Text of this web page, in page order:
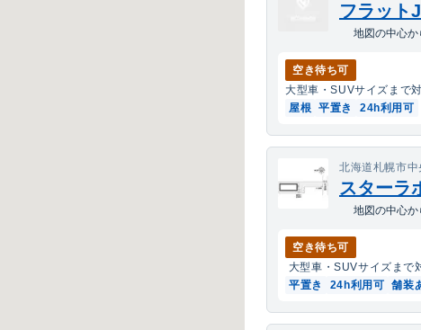
フラット
地図の中心
空き待ち可
大型車・SUVサイズまで
屋根 平置き 24h利用可
北海道札幌市
スターラ
地図の中心
空き待ち可
大型車・SUVサイズまで
平置き
24h利用可 舗装